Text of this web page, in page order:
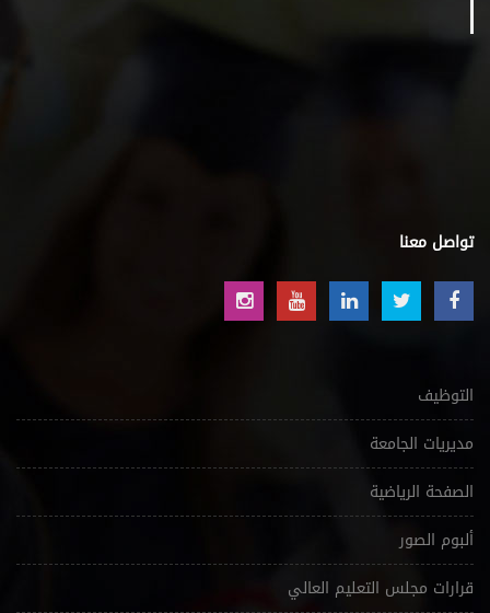
تواصل معنا
التوظيف
مديريات الجامعة
الصفحة الرياضية
ألبوم الصور
قرارات مجلس التعليم العالي